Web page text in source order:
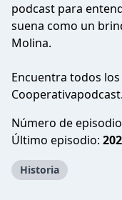
podcast para
suena como un
Molina.
Encuentra todos
Número de
Último episodio:
Historia